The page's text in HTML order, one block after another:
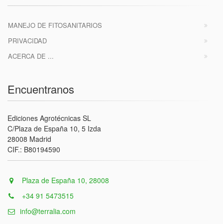
MANEJO DE FITOSANITARIOS
PRIVACIDAD
ACERCA DE ...
Encuentranos
Ediciones Agrotécnicas SL
C/Plaza de España 10, 5 Izda
28008 Madrid
CIF.: B80194590
Plaza de España 10, 28008
+34 91 5473515
info@terralia.com